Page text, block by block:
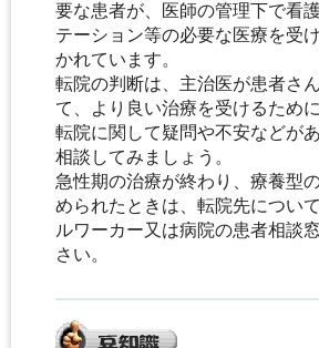
要な患者が、医師の管理下で看
テーション等の必要な医療を受
かれています。
転院の判断は、主治医が患者さ
て、より良い治療を受けるため
転院に関して疑問や不安などが
相談してみましょう。
急性期の治療が終わり、療養型
められたときは、転院先につい
ルワーカー又は病院の患者相談
さい。